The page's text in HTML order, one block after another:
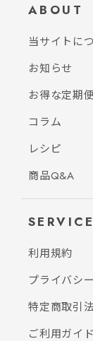
ABOUT
当サイトに
お知らせ
お得な定期便
コラム
レシピ
商品Q&A
SERVICE
利用規約
プライバシ
特定商取引
ご利用ガイド